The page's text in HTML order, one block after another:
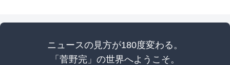
ニュースの見方が180度変わる。
「菅野完」の世界へようこそ。